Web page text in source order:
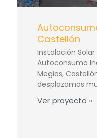
Castellón
Instalación
Autoconsumo
Megias,
desplazamos
Ver proyecto »